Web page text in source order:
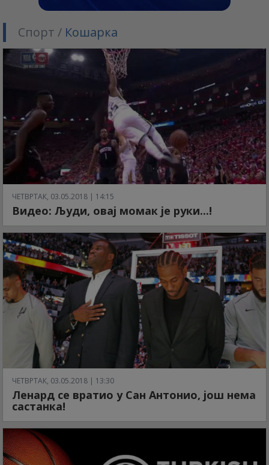
Спорт / Кошарка
ЧЕТВРТАК, 03.05.2018 | 14:15
Видео: Људи, овај момак је руки...!
ЧЕТВРТАК, 03.05.2018 | 13:30
Ленард се вратио у Сан Антонио, још нема
састанка!